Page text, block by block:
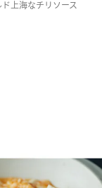
上海なチリソース